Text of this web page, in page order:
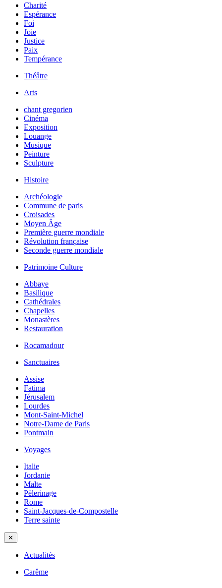
Charité
Espérance
Foi
Joie
Justice
Paix
Tempérance
Théâtre
Arts
chant gregorien
Cinéma
Exposition
Louange
Musique
Peinture
Sculpture
Histoire
Archéologie
Commune de paris
Croisades
Moyen Âge
Première guerre mondiale
Révolution française
Seconde guerre mondiale
Patrimoine Culture
Abbaye
Basilique
Cathédrales
Chapelles
Monastères
Restauration
Rocamadour
Sanctuaires
Assise
Fatima
Jérusalem
Lourdes
Mont-Saint-Michel
Notre-Dame de Paris
Pontmain
Voyages
Italie
Jordanie
Malte
Pèlerinage
Rome
Saint-Jacques-de-Compostelle
Terre sainte
✕
Actualités
Carême